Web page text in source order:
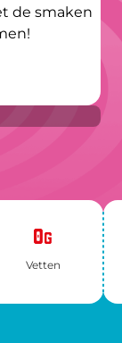
de smaken
0G
Vet­ten